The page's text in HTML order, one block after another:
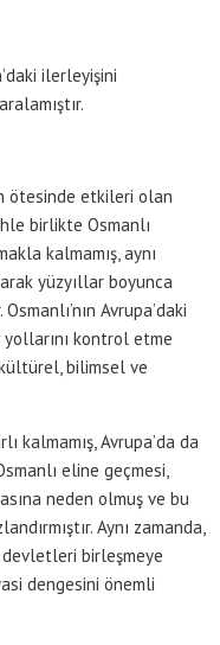
ilerleyişini
ötesinde etkileri olan
birlikte Osmanlı
kalmamış, aynı
yüzyıllar boyunca
Avrupa’daki
yollarını kontrol etme
bilimsel ve
kalmamış, Avrupa’da da
eline geçmesi,
neden olmuş ve bu
Aynı zamanda,
devletleri birleşmeye
dengesini önemli